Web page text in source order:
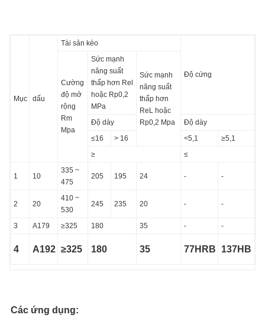
Mục dấu
Tài sản kéo
Độ cứng
Cường
độ mở
rộng
Rm
Mpa
Sức mạnh
năng suất
thấp hơn Rel
hoặc Rp0,2
MPa
Sức mạnh
năng suất
thấp hơn
ReL hoặc
Rp0,2 Mpa
Độ dày
Độ dày
≤16
> 16 <5,1
≥5,1
≥
≤
1 10
335 ~
475
205 195 24 - -
2 20
410 ~
530
245 235 20 - -
3 A179 ≥325 180 35 - -
4 A192 ≥325 180 35 77HRB 137HB
Các ứng dụng: